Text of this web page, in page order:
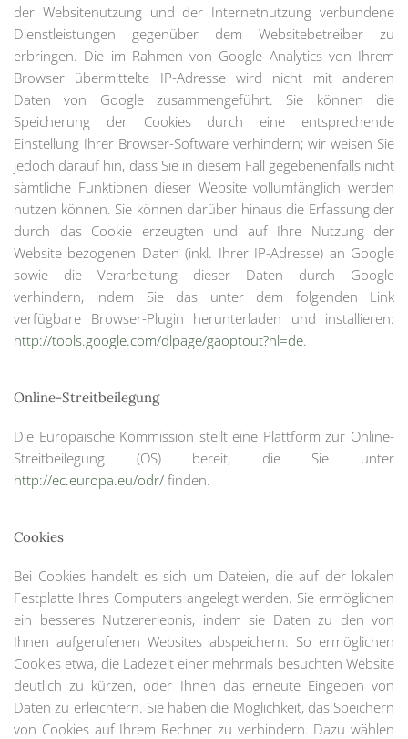
der Websitenutzung und der Internetnutzung verbundene
Dienstleistungen gegenüber dem Websitebetreiber zu
erbringen. Die im Rahmen von Google Analytics von Ihrem
Browser übermittelte IP-Adresse wird nicht mit anderen
Daten von Google zusammengeführt. Sie können die
Speicherung der Cookies durch eine entsprechende
Einstellung Ihrer Browser-Software verhindern; wir weisen Sie
jedoch darauf hin, dass Sie in diesem Fall gegebenenfalls nicht
sämtliche Funktionen dieser Website vollumfänglich werden
nutzen können. Sie können darüber hinaus die Erfassung der
durch das Cookie erzeugten und auf Ihre Nutzung der
Website bezogenen Daten (inkl. Ihrer IP-Adresse) an Google
sowie die Verarbeitung dieser Daten durch Google
verhindern, indem Sie das unter dem folgenden Link
verfügbare Browser-Plugin herunterladen und installieren:
http://tools.google.com/dlpage/gaoptout?hl=de.
Online-Streitbeilegung
Die Europäische Kommission stellt eine Plattform zur Online-
Streitbeilegung (OS) bereit, die Sie unter
http://ec.europa.eu/odr/ finden.
Cookies
Bei Cookies handelt es sich um Dateien, die auf der lokalen
Festplatte Ihres Computers angelegt werden. Sie ermöglichen
ein besseres Nutzererlebnis, indem sie Daten zu den von
Ihnen aufgerufenen Websites abspeichern. So ermöglichen
Cookies etwa, die Ladezeit einer mehrmals besuchten Website
deutlich zu kürzen, oder Ihnen das erneute Eingeben von
Daten zu erleichtern. Sie haben die Möglichkeit, das Speichern
von Cookies auf Ihrem Rechner zu verhindern. Dazu wählen